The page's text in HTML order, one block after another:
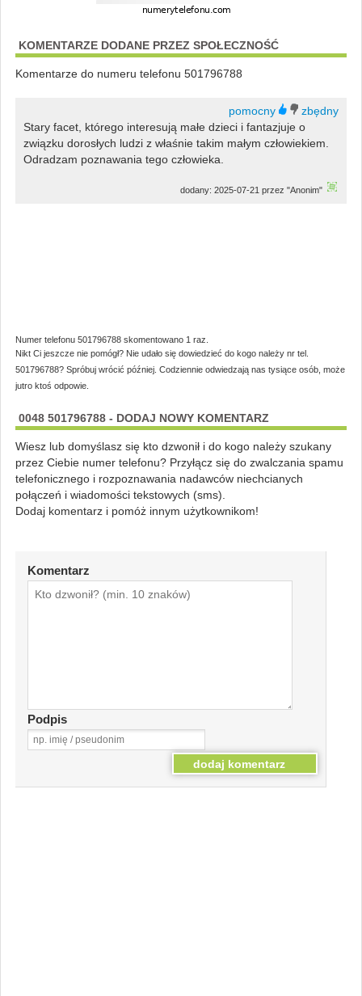
KOMENTARZE DODANE PRZEZ SPOŁECZNOŚĆ
Komentarze do numeru telefonu 501796788
Stary facet, którego interesują małe dzieci i fantazjuje o
związku dorosłych ludzi z właśnie takim małym człowiekiem.
Odradzam poznawania tego człowieka.
dodany: 2025-07-21 przez "Anonim"
Numer telefonu 501796788 skomentowano 1 raz.
Nikt Ci jeszcze nie pomógł? Nie udało się dowiedzieć do kogo należy nr tel.
501796788? Spróbuj wrócić później. Codziennie odwiedzają nas tysiące osób, może
jutro ktoś odpowie.
0048 501796788 - DODAJ NOWY KOMENTARZ
Wiesz lub domyślasz się kto dzwonił i do kogo należy szukany
przez Ciebie numer telefonu? Przyłącz się do zwalczania spamu
telefonicznego i rozpoznawania nadawców niechcianych
połączeń i wiadomości tekstowych (sms).
Dodaj komentarz i pomóż innym użytkownikom!
Komentarz
Podpis